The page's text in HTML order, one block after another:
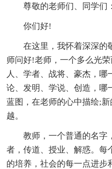
尊敬的老师们、同学们：
你们好!
在这里，我怀着深深的
师问好!老师，一个多么光
人、学者、战将、豪杰，哪
论、发明、学说、创造，哪
蓝图，在老师的心中描绘;
越。
教师，一个普通的名字
者，传道、授业、解惑。每
的培养，社会的每一点进步